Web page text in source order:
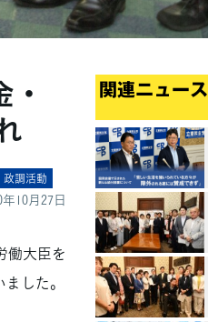
政調活動
年10月27日
働大臣を
した。
関連ニュース